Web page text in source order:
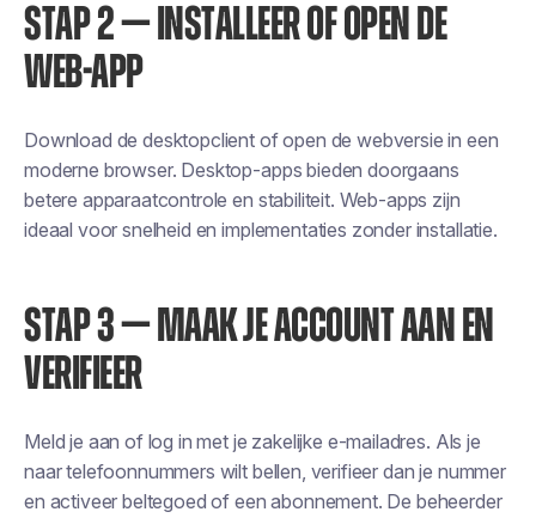
STAP 2 — INSTALLEER OF OPEN DE
WEB-APP
Download de desktopclient of open de webversie in een
moderne browser. Desktop-apps bieden doorgaans
betere apparaatcontrole en stabiliteit. Web-apps zijn
ideaal voor snelheid en implementaties zonder installatie.
STAP 3 — MAAK JE ACCOUNT AAN EN
VERIFIEER
Meld je aan of log in met je zakelijke e-mailadres. Als je
naar telefoonnummers wilt bellen, verifieer dan je nummer
en activeer beltegoed of een abonnement. De beheerder